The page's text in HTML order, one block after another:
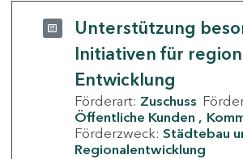
Unterstützung
Initiativen für
Entwicklung
Förderart: Zuschuss
Öffentliche Kunden
Förderzweck: Städtebau
Regionalentwicklung